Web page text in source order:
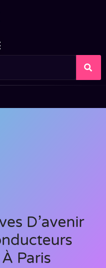
D’avenir
À Paris